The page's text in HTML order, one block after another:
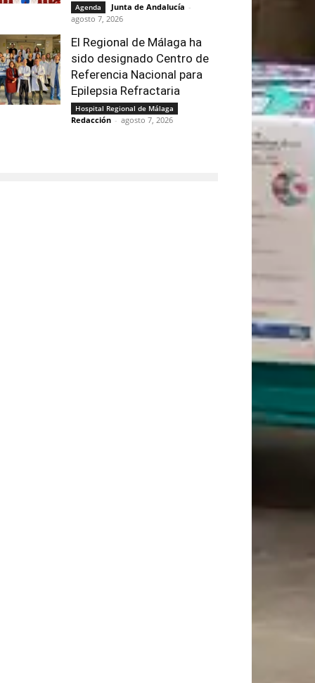
Agenda Junta de Andalucía -
agosto 7, 2026
El Regional de Málaga ha
sido designado Centro de
Referencia Nacional para
Epilepsia Refractaria
Hospital Regional de Málaga
Redacción - agosto 7, 2026